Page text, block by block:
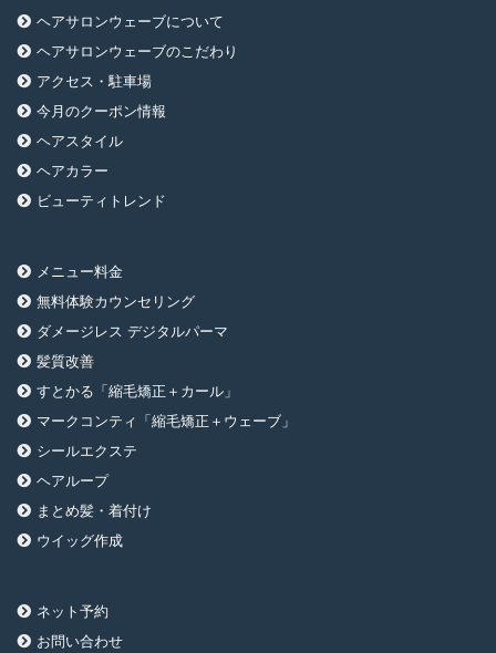
ヘアサロンウェーブについて
ヘアサロンウェーブのこだわり
アクセス・駐車場
今月のクーポン情報
ヘアスタイル
ヘアカラー
ビューティトレンド
メニュー料金
無料体験カウンセリング
ダメージレス デジタルパーマ
髪質改善
すとかる「縮毛矯正＋カール」
マークコンティ「縮毛矯正＋ウェーブ」
シールエクステ
ヘアループ
まとめ髪・着付け
ウイッグ作成
ネット予約
お問い合わせ